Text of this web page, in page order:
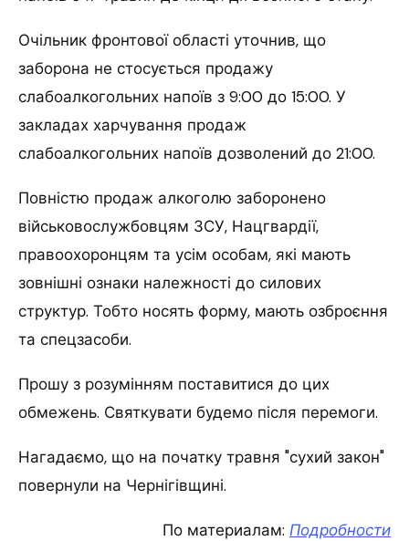
Очільник фронтової області уточнив, що
заборона не стосується продажу
слабоалкогольних напоїв з 9:00 до 15:00. У
закладах харчування продаж
слабоалкогольних напоїв дозволений до 21:00.
Повністю продаж алкоголю заборонено
військовослужбовцям ЗСУ, Нацгвардії,
правоохоронцям та усім особам, які мають
зовнішні ознаки належності до силових
структур. Тобто носять форму, мають озброєння
та спецзасоби.
Прошу з розумінням поставитися до цих
обмежень. Святкувати будемо після перемоги.
Нагадаємо, що на початку травня "сухий закон"
повернули на Чернігівщині.
По материалам: Подробности